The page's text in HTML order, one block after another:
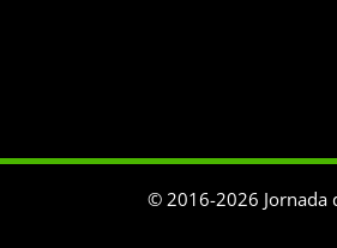
© 2016-2026 Jornada